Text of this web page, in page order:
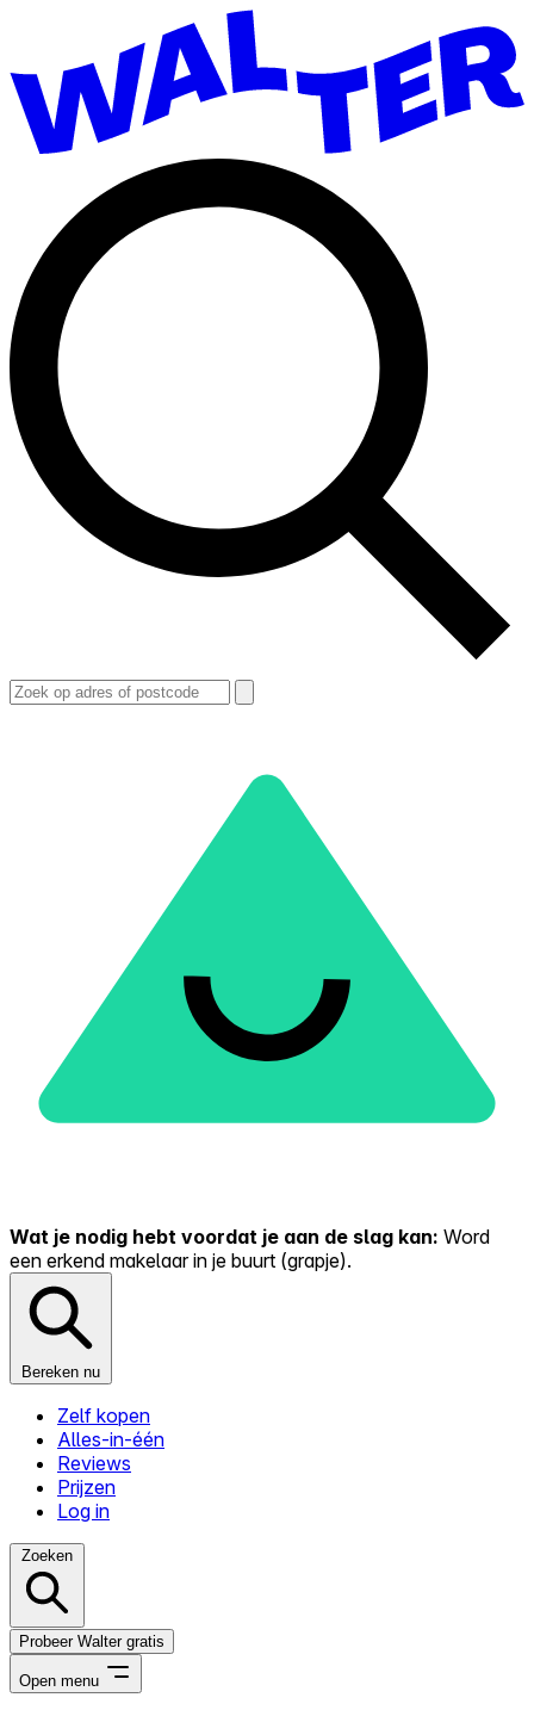
Wat je nodig hebt voordat je aan de slag kan: Word
een erkend makelaar in je buurt (grapje).
Bereken nu
Zelf kopen
Alles-in-één
Reviews
Prijzen
Log in
Zoeken
Probeer Walter gratis
Open menu